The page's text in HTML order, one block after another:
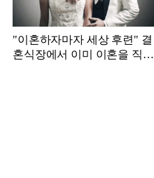
"이혼하자마자 세상 후련" 결
혼식장에서 이미 이혼을 직감